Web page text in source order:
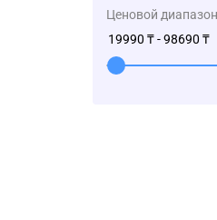
Ценовой диапазон